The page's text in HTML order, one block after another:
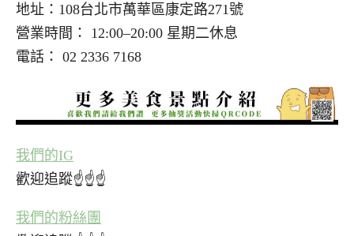
地址：108台北市萬華區康定路271號
營業時間： 12:00–20:00 星期二休息
電話： 02 2336 7168
我們的IG
歡迎追蹤☝☝☝
我們的粉絲團